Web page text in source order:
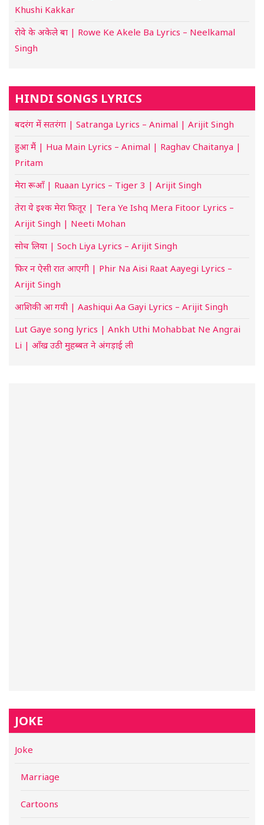
Khushi Kakkar
रोवे के अकेले बा | Rowe Ke Akele Ba Lyrics – Neelkamal
Singh
HINDI SONGS LYRICS
बदरंग में सतरंगा | Satranga Lyrics – Animal | Arijit Singh
हुआ मैं | Hua Main Lyrics – Animal | Raghav Chaitanya |
Pritam
मेरा रूआँ | Ruaan Lyrics – Tiger 3 | Arijit Singh
तेरा ये इश्क मेरा फितूर | Tera Ye Ishq Mera Fitoor Lyrics –
Arijit Singh | Neeti Mohan
सोच लिया | Soch Liya Lyrics – Arijit Singh
फिर न ऐसी रात आएगी | Phir Na Aisi Raat Aayegi Lyrics –
Arijit Singh
आशिकी आ गयी | Aashiqui Aa Gayi Lyrics – Arijit Singh
Lut Gaye song lyrics | Ankh Uthi Mohabbat Ne Angrai
Li | आँख उठी मुहब्बत ने अंगड़ाई ली
JOKE
Joke
Marriage
Cartoons